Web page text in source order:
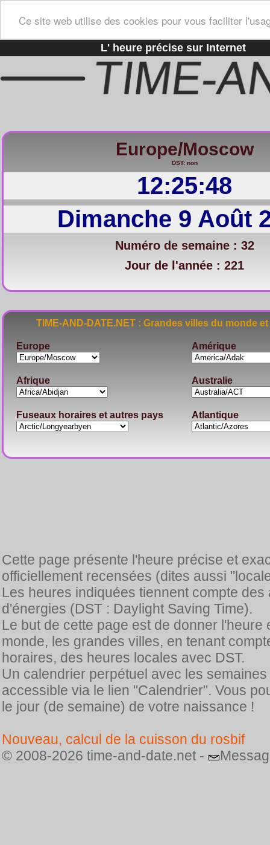
Ce site web utilise des cookies pour vous faciliter
L' heure précise sur Internet
Europe/Moscow
DST: non
12:25:49
Dimanche 9 Août
Numéro de semaine : 32
Jour de l'année : 221
TIME-AND-DATE.NET : Grandes villes du
Europe Amérique
Afrique Australie
Fuseaux horaires et autres pays Atlantique
Cette page présente l'heure précise et
officiellement recensées (dites aussi
Les heures indiquées tiennent compte
d'énergies (DST : Daylight Saving Time).
Le but de cette page est de donner
monde, les grandes villes, en tenant
horaires, des heures locales avec DST.
Un calendrier perpétuel avec les
accessible via le lien "Calendrier". Vous
le jour (de semaine) de votre naissance !
Nouveau, calcul de la cuisson du rosbif
© 2008-2026 time-and-date.net -